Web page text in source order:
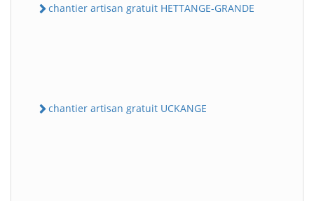
chantier artisan gratuit HETTANGE-GRANDE
chantier artisan gratuit UCKANGE